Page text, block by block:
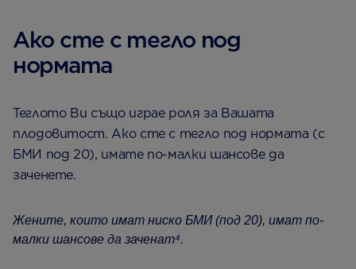
Ако сте с тегло под
нормата
Теглото Ви също играе роля за Вашата
плодовитост. Ако сте с тегло под нормата (с
БМИ под 20), имате по-малки шансове да
заченете.
Жените, които имат ниско БМИ (под 20), имат по-
малки шансове да заченат⁴.